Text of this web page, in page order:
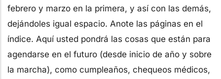
febrero y marzo en la primera, y así con las demás,
dejándoles igual espacio. Anote las páginas en el
índice. Aquí usted pondrá las cosas que están para
agendarse en el futuro (desde inicio de año y sobre
la marcha), como cumpleaños, chequeos médicos,